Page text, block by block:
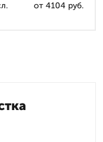
от 4104 руб.